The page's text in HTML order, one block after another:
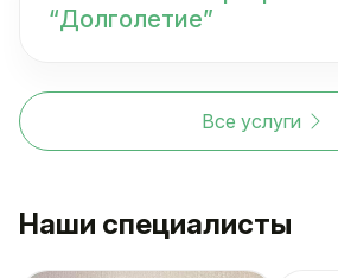
“Долголетие”
Все услуги
Наши специалисты